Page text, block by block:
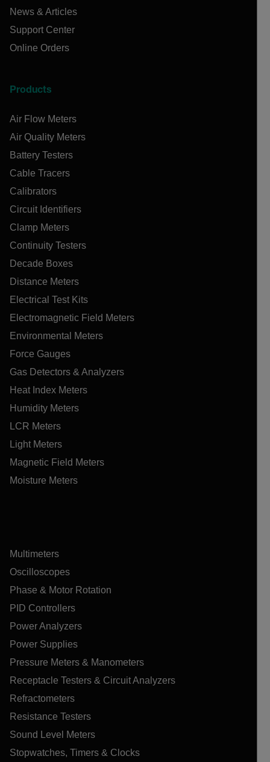
News & Articles
Support Center
Online Orders
Products
Air Flow Meters
Air Quality Meters
Battery Testers
Cable Tracers
Calibrators
Circuit Identifiers
Clamp Meters
Continuity Testers
Decade Boxes
Distance Meters
Electrical Test Kits
Electromagnetic Field Meters
Environmental Meters
Force Gauges
Gas Detectors & Analyzers
Heat Index Meters
Humidity Meters
LCR Meters
Light Meters
Magnetic Field Meters
Moisture Meters
Multimeters
Oscilloscopes
Phase & Motor Rotation
PID Controllers
Power Analyzers
Power Supplies
Pressure Meters & Manometers
Receptacle Testers & Circuit Analyzers
Refractometers
Resistance Testers
Sound Level Meters
Stopwatches, Timers & Clocks